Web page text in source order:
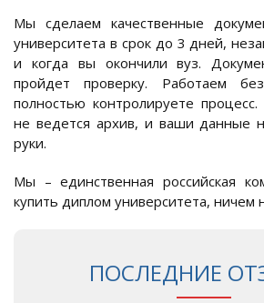
Мы сделаем качественные
университета в срок до 3 дней,
и когда вы окончили вуз.
пройдет проверку. Работаем
полностью контролируете
не ведется архив, и ваши данные
руки.
Мы – единственная российская
купить диплом университета, ничем
ПОСЛЕДНИЕ